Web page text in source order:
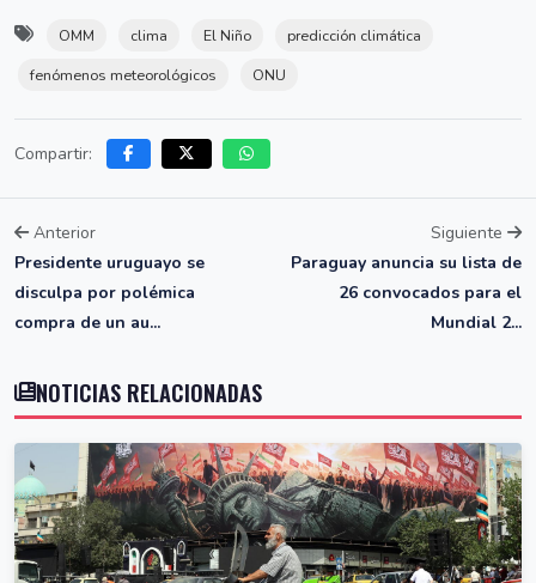
OMM clima El Niño
predicción climática
fenómenos meteorológicos
ONU
Compartir:
Anterior
Presidente uruguayo se
disculpa por polémica
compra de un au...
Siguiente
Paraguay anuncia su lista de
26 convocados para el
Mundial 2...
NOTICIAS RELACIONADAS